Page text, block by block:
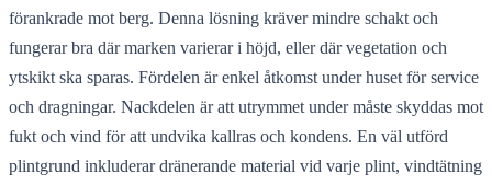
förankrade mot berg. Denna lösning kräver mindre schakt och
fungerar bra där marken varierar i höjd, eller där vegetation och
ytskikt ska sparas. Fördelen är enkel åtkomst under huset för service
och dragningar. Nackdelen är att utrymmet under måste skyddas mot
fukt och vind för att undvika kallras och kondens. En väl utförd
plintgrund inkluderar dränerande material vid varje plint, vindtätning